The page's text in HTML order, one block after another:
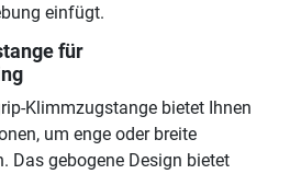
einfügt.
für
Klimmzugstange bietet Ihnen
um enge oder breite
Das gebogene Design bietet